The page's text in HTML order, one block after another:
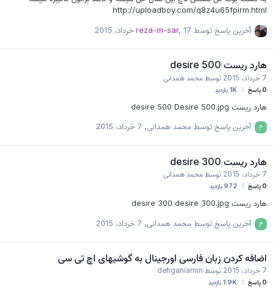
http://uploadboy.com/q8z4u65fpirm.html
آخرین پاسخ توسط reza-m-sar ,17 خرداد، 2015
هارد ریست desire 500
7 خرداد، 2015 توسط محمد همدانی
0پاسخ 1Kبازدید
هارد ریست desire 500 Desire 500.jpg
آخرین پاسخ توسطمحمد همدانی, 7 خرداد، 2015
هارد ریست desire 300
7 خرداد، 2015 توسطمحمد همدانی
0پاسخ 972بازدید
هارد ریست desire 300 desire 300.jpg
آخرین پاسخ توسط محمد همدانی , 7 خرداد، 2015
اضافه کردن زبان فارسی اورجینال به گوشیهای اچ تی سی
7 خرداد، 2015 توسطdehganiamin
0پاسخ 1.9K بازدید